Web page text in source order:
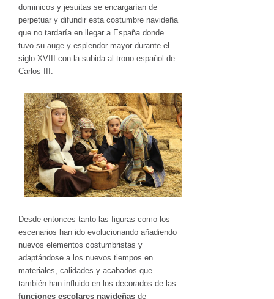
dominicos y jesuitas se encargarían de
perpetuar y difundir esta costumbre navideña
que no tardaría en llegar a España donde
tuvo su auge y esplendor mayor durante el
siglo XVIII con la subida al trono español de
Carlos III.
Desde entonces tanto las figuras como los
escenarios han ido evolucionando añadiendo
nuevos elementos costumbristas y
adaptándose a los nuevos tiempos en
materiales, calidades y acabados que
también han influido en los decorados de las
funciones escolares navideñas de